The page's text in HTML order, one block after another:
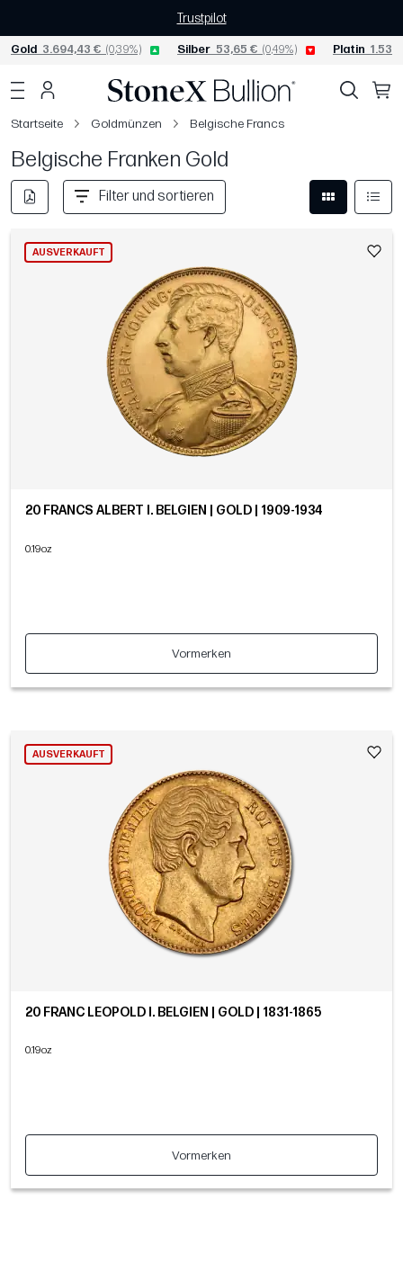
Trustpilot
Gold 3.694,43 € (0,39%) Silber 53,65 € (0,49%) Platin
Startseite Goldmünzen Belgische Francs
Belgische Franken Gold
Filter und sortieren
AUSVERKAUFT
20 FRANCS ALBERT I. BELGIEN | GOLD | 1909-1934
0.19oz
Vormerken
AUSVERKAUFT
20 FRANC LEOPOLD I. BELGIEN | GOLD | 1831-1865
0.19oz
Vormerken